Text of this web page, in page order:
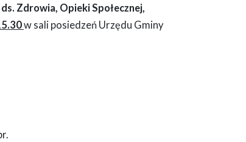
Zdrowia, Opieki Społecznej,
w sali posiedzeń Urzędu Gminy